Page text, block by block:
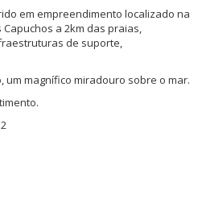
em empreendimento localizado na
a 2km das praias,
de suporte,
um magnífico miradouro sobre o mar.